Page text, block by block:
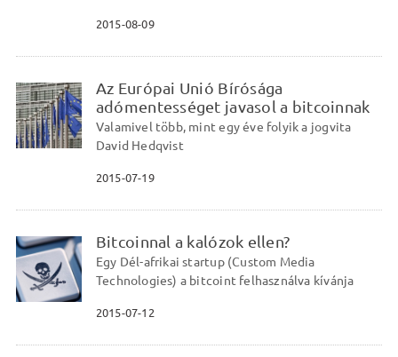
2015-08-09
Az Európai Unió Bírósága
adómentességet javasol a bitcoinnak
Valamivel több, mint egy éve folyik a jogvita
David Hedqvist
2015-07-19
Bitcoinnal a kalózok ellen?
Egy Dél-afrikai startup (Custom Media
Technologies) a bitcoint felhasználva kívánja
2015-07-12